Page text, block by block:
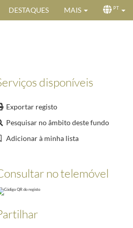
DESTAQUES MAIS PT
disponíveis
Exportar registo
Pesquisar no âmbito deste fundo
Adicionar à minha lista
no telemóvel